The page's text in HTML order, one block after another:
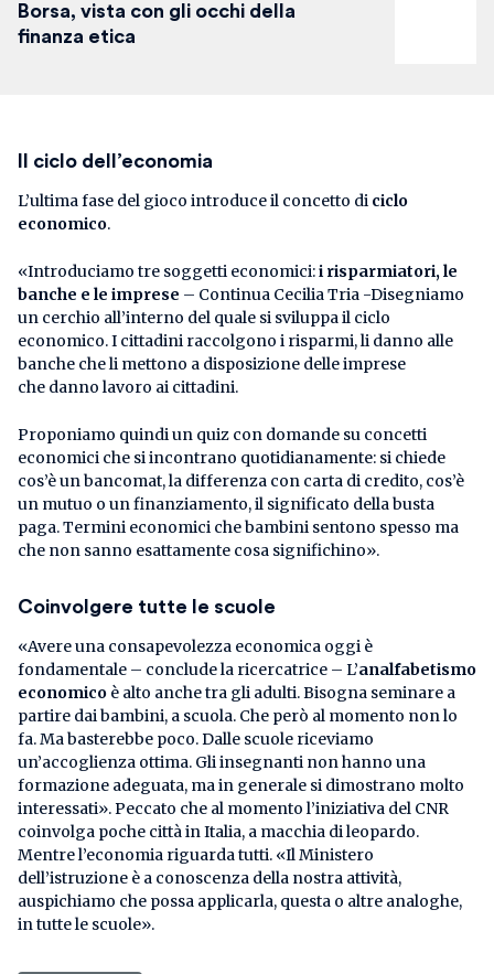
Borsa, vista con gli occhi della
finanza etica
Il ciclo dell’economia
L’ultima fase del gioco introduce il concetto di ciclo
economico.
«Introduciamo tre soggetti economici:i risparmiatori, le
banche e le imprese – Continua Cecilia Tria -Disegniamo
un cerchio all’interno del quale si sviluppa il ciclo
economico. I cittadini raccolgono i risparmi, li danno alle
banche che li mettono a disposizione delle imprese
che danno lavoro ai cittadini.
Proponiamo quindi un quiz con domande su concetti
economici che si incontrano quotidianamente: si chiede
cos’è un bancomat, la differenza con carta di credito, cos’è
un mutuo o un finanziamento, il significato della busta
paga. Termini economici che bambini sentono spesso ma
che non sanno esattamente cosa significhino».
Coinvolgere tutte le scuole
«Avere una consapevolezza economica oggi è
fondamentale – conclude la ricercatrice – L’analfabetismo
economico è alto anche tra gli adulti. Bisogna seminare a
partire dai bambini, a scuola. Che però al momento non lo
fa. Ma basterebbe poco. Dalle scuole riceviamo
un’accoglienza ottima. Gli insegnanti non hanno una
formazione adeguata, ma in generale si dimostrano molto
interessati». Peccato che al momento l’iniziativa del CNR
coinvolga poche città in Italia, a macchia di leopardo.
Mentre l’economia riguarda tutti. «Il Ministero
dell’istruzione è a conoscenza della nostra attività,
auspichiamo che possa applicarla, questa o altre analoghe,
in tutte le scuole».